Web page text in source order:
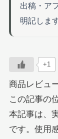
出稿・ア
明記します
+1
商品レビュ
この記事の
本記事は、
です。使用